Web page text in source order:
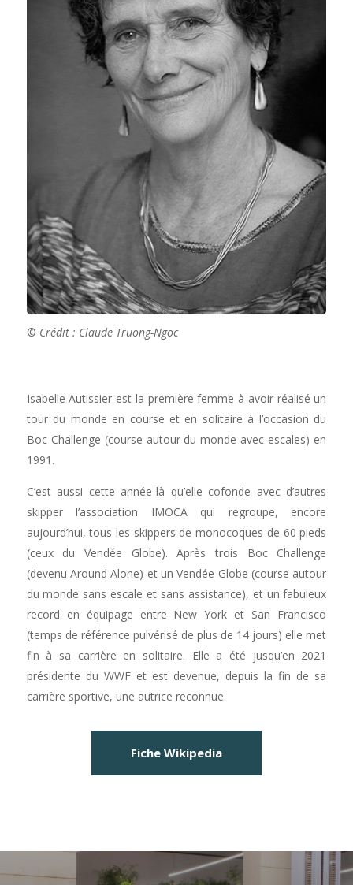
© Crédit : Claude Truong-Ngoc
Isabelle Autissier est la première femme à avoir réalisé un
tour du monde en course et en solitaire à l’occasion du
Boc Challenge (course autour du monde avec escales) en
1991.
C’est aussi cette année-là qu’elle cofonde avec d’autres
skipper l’association IMOCA qui regroupe, encore
aujourd’hui, tous les skippers de monocoques de 60 pieds
(ceux du Vendée Globe). Après trois Boc Challenge
(devenu Around Alone) et un Vendée Globe (course autour
du monde sans escale et sans assistance), et un fabuleux
record en équipage entre New York et San Francisco
(temps de référence pulvérisé de plus de 14 jours) elle met
fin à sa carrière en solitaire. Elle a été jusqu’en 2021
présidente du WWF et est devenue, depuis la fin de sa
carrière sportive, une autrice reconnue.
Fiche Wikipedia